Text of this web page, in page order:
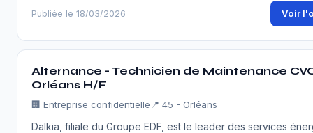
Publiée le 18/03/2026 Voir
Alternance - Technicien de Maintenance
Orléans H/F
🏢 Entreprise confidentielle 📍 45 - Orléans
Dalkia, filiale du Groupe EDF, est le leader des services